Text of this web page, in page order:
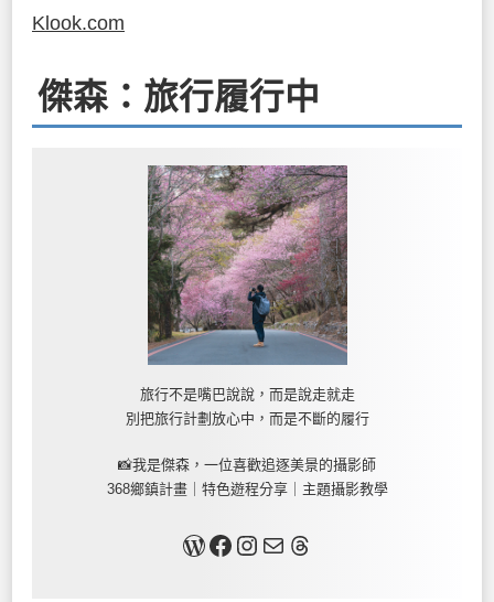
Klook.com
傑森：旅行履行中
旅行不是嘴巴說說，而是說走就走
別把旅行計劃放心中，而是不斷的履行
📸我是傑森，一位喜歡追逐美景的攝影師
368鄉鎮計畫｜特色遊程分享｜主題攝影教學
關於我Facebook InstagramMail Threads